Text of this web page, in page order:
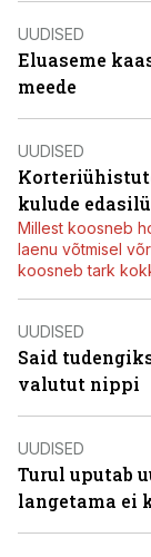
UUDISED
Eluaseme
meede
UUDISED
kulude
Millest koosneb
laenu võtmisel
koosneb tark
UUDISED
Said
valutut nippi
UUDISED
Turul uputab
langetama ei